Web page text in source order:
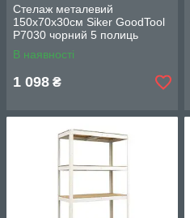
Стелаж металевий
150х70х30см Siker GoodTool
P7030 чорний 5 полиць
Новое!
В наявності
1 098 ₴